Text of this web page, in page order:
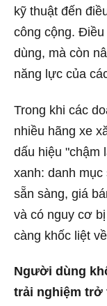
kỹ thuật đến
công cộng.
dùng, mà còn
năng lực của
Trong khi các
nhiều hãng xe
dấu hiệu "chậm
xanh: danh
sẵn sàng, giá
và có nguy cơ
càng khốc liệt
Người dùng
trải nghiệm trở